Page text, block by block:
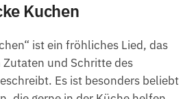
Kuchen
ist ein fröhliches Lied, das
Zutaten und Schritte des
Es ist besonders beliebt